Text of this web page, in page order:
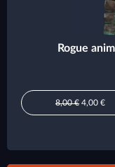
Rogue
8,00 € 4,00 €